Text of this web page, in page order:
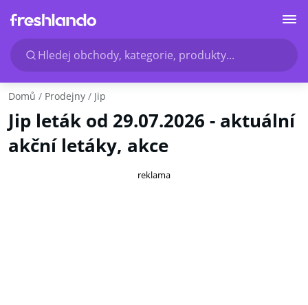
Hledej obchody, kategorie, produkty...
Domů Prodejny Jip
Jip leták od 29.07.2026 - aktuální
akční letáky, akce
reklama